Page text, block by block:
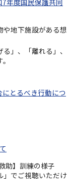
年度国民保護共同
や地下施設がある想
」、「離れる」、
とるべき行動につ
助】訓練の様子
」でご視聴いただけ